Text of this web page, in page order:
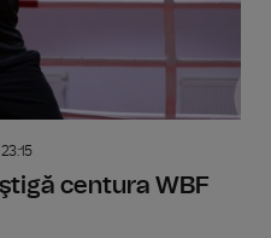
centura WBF